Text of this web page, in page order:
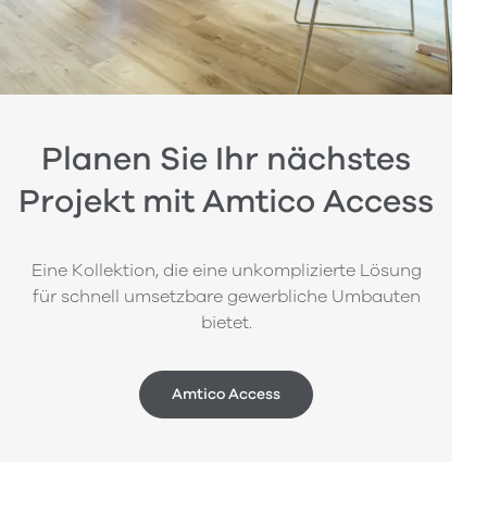
Planen Sie Ihr nächstes
Projekt mit Amtico Access
Eine Kollektion, die eine unkomplizierte Lösung
für schnell umsetzbare gewerbliche Umbauten
bietet.
Amtico Access